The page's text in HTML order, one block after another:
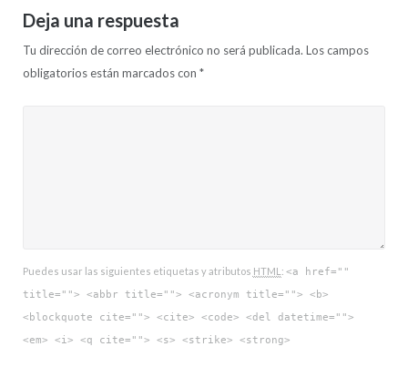
Deja una respuesta
Tu dirección de correo electrónico no será publicada. Los campos
obligatorios están marcados con *
Puedes usar las siguientes etiquetas y atributos HTML : <a href=""
title=""> <abbr title=""> <acronym title=""> <b>
<blockquote cite=""> <cite> <code> <del datetime="">
<em> <i> <q cite=""> <s> <strike> <strong>